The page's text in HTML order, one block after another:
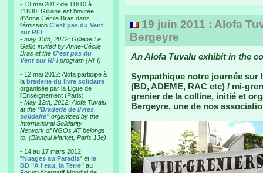
- 13 mai 2012 de 11h10 à
11h30: Gilliane est l'invitée
d'Anne Cécile Bras dans
l'émission C'est pas du Vent
sur RFI
- may 13th, 2012: Gilliane Le
Gallic invited by Anne-Cécile
Bras at the C'est pas du
Vent sur RFI program (RFI)
- 12 mai 2012: Alofa participe à
la braderie du livre solidaire
organisée par la Ligue de
l'Enseignement (Paris)
- May 12th, 2012: Alofa Tuvalu
at the "Braderie de livres
solidaire"organized by the
International Solidarity
Network of NGOs AT belongs
to. (Blanqui Market, Paris 13e)
- 14 au 17 mars 2012:
"Nuages au Paradis" et la
BD "A l'eau, la Terre" au
19 juin 2011 : Alofa
Bergeyre
An Alofa Tuvalu exhibit in the
Sympathique notre journée sur
(BD, ADEME, RAC etc) / mi-
grenier de la colline, initié et
Bergeyre, une de nos